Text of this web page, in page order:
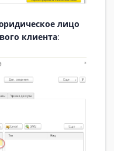
лицо
клиента: